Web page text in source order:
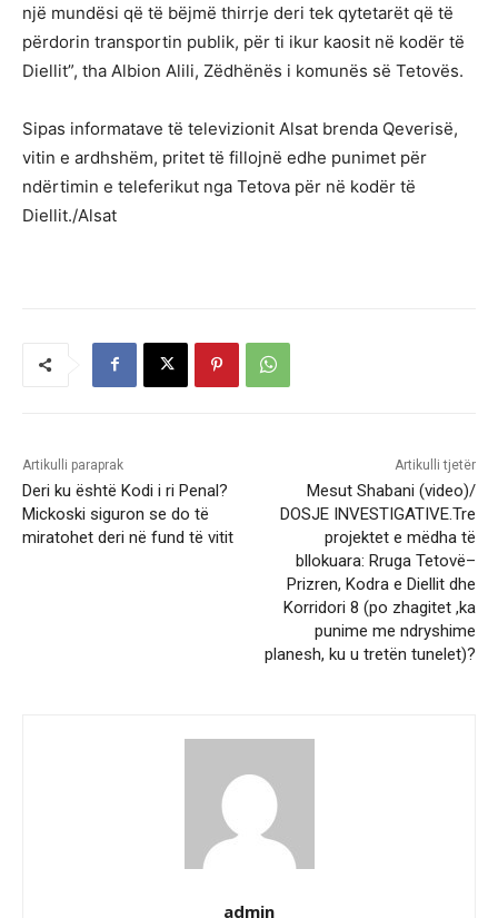
një mundësi që të bëjmë thirrje deri tek qytetarët që të
përdorin transportin publik, për ti ikur kaosit në kodër të
Diellit”, tha Albion Alili, Zëdhënës i komunës së Tetovës.
Sipas informatave të televizionit Alsat brenda Qeverisë,
vitin e ardhshëm, pritet të fillojnë edhe punimet për
ndërtimin e teleferikut nga Tetova për në kodër të
Diellit./Alsat
Artikulli paraprak
Deri ku është Kodi i ri Penal?
Mickoski siguron se do të
miratohet deri në fund të vitit
Artikulli tjetër
Mesut Shabani (video)/
DOSJE INVESTIGATIVE.Tre
projektet e mëdha të
bllokuara: Rruga Tetovë–
Prizren, Kodra e Diellit dhe
Korridori 8 (po zhagitet ,ka
punime me ndryshime
planesh, ku u tretën tunelet)?
admin